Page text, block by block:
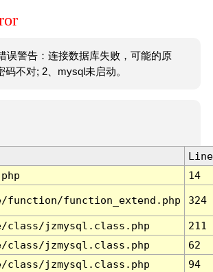
误警告：连接数据库失败，可能的原
码不对; 2、mysql未启动。
Line
14
function/function_extend.php 324
class/jzmysql.class.php
211
class/jzmysql.class.php
62
class/jzmysql.class.php
94